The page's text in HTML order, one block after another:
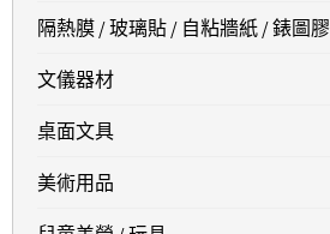
隔熱膜 / 玻璃貼 / 自粘牆紙 / 錶圖膠
文儀器材
桌面文具
美術用品